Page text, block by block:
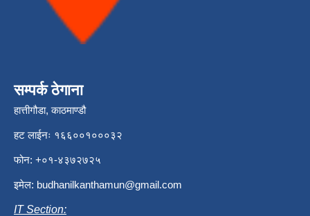
सम्पर्क ठेगाना
हात्तीगौडा, काठमाण्डौ
हट लाईनः १६६००१०००३२
फोन: +०१-४३७२७२५
इमेल: budhanilkanthamun@gmail.com
IT Section: